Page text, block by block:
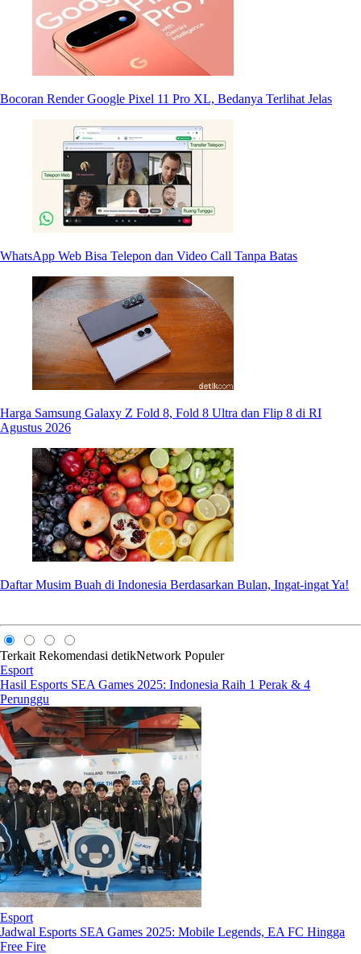
Bocoran Render Google Pixel 11 Pro XL, Bedanya Terlihat Jelas
WhatsApp Web Bisa Telepon dan Video Call Tanpa Batas
Harga Samsung Galaxy Z Fold 8, Fold 8 Ultra dan Flip 8 di RI
Agustus 2026
Daftar Musim Buah di Indonesia Berdasarkan Bulan, Ingat-ingat Ya!
Terkait Rekomendasi detikNetwork Populer
Esport
Hasil Esports SEA Games 2025: Indonesia Raih 1 Perak & 4
Perunggu
Esport
Jadwal Esports SEA Games 2025: Mobile Legends, EA FC Hingga
Free Fire